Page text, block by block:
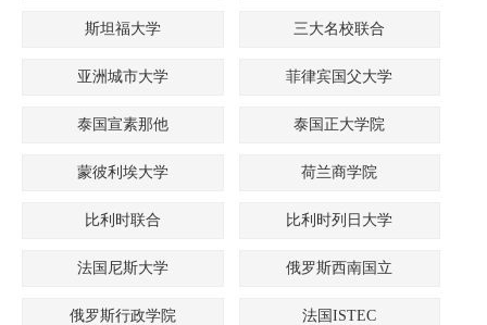
斯坦福大学 三大名校联合
亚洲城市大学 菲律宾国父大学
泰国宣素那他 泰国正大学院
蒙彼利埃大学 荷兰商学院
比利时联合 比利时列日大学
法国尼斯大学 俄罗斯西南国立
俄罗斯行政学院 法国ISTEC